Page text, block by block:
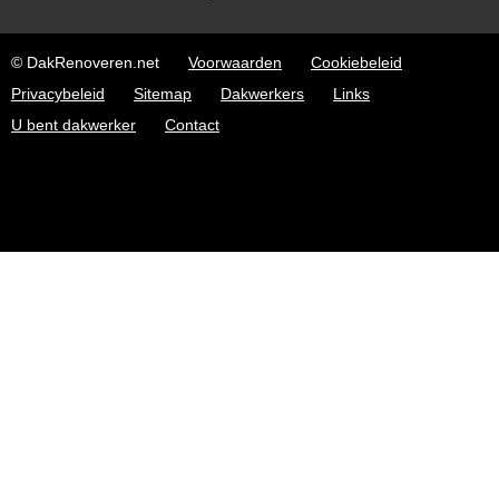
© DakRenoveren.net Voorwaarden
Cookiebeleid
Privacybeleid
Sitemap Dakwerkers
Links
U bent dakwerker
Contact